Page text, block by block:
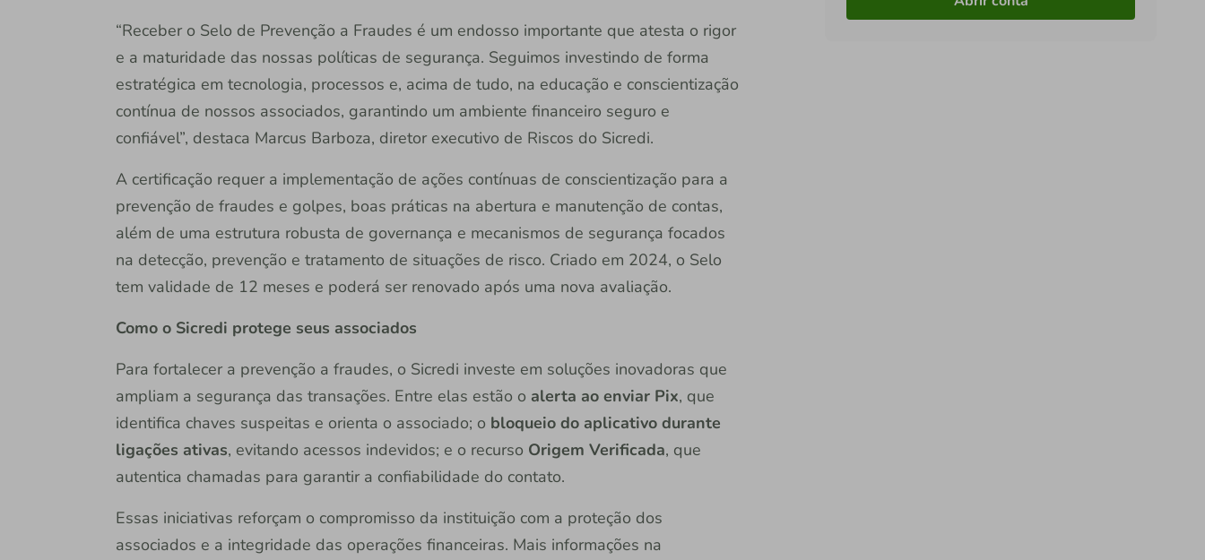
“Receber o Selo de Prevenção a Fraudes é um endosso importante que atesta o rigor
e a maturidade das nossas políticas de segurança. Seguimos investindo de forma
estratégica em tecnologia, processos e, acima de tudo, na educação e conscientização
contínua de nossos associados, garantindo um ambiente financeiro seguro e
confiável”, destaca Marcus Barboza, diretor executivo de Riscos do Sicredi.
A certificação requer a implementação de ações contínuas de conscientização para a
prevenção de fraudes e golpes, boas práticas na abertura e manutenção de contas,
além de uma estrutura robusta de governança e mecanismos de segurança focados
na detecção, prevenção e tratamento de situações de risco. Criado em 2024, o Selo
tem validade de 12 meses e poderá ser renovado após uma nova avaliação.
Como o Sicredi protege seus associados
Para fortalecer a prevenção a fraudes, o Sicredi investe em soluções inovadoras que
ampliam a segurança das transações. Entre elas estão o alerta ao enviar Pix, que
identifica chaves suspeitas e orienta o associado; o bloqueio do aplicativo durante
ligações ativas, evitando acessos indevidos; e o recurso Origem Verificada, que
autentica chamadas para garantir a confiabilidade do contato.
Essas iniciativas reforçam o compromisso da instituição com a proteção dos
associados e a integridade das operações financeiras. Mais informações na